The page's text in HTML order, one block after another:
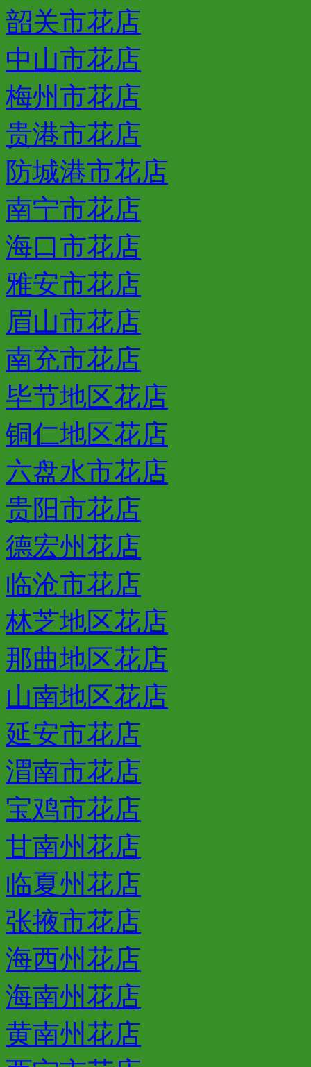
韶关市花店
中山市花店
梅州市花店
贵港市花店
防城港市花店
南宁市花店
海口市花店
雅安市花店
眉山市花店
南充市花店
毕节地区花店
铜仁地区花店
六盘水市花店
贵阳市花店
德宏州花店
临沧市花店
林芝地区花店
那曲地区花店
山南地区花店
延安市花店
渭南市花店
宝鸡市花店
甘南州花店
临夏州花店
张掖市花店
海西州花店
海南州花店
黄南州花店